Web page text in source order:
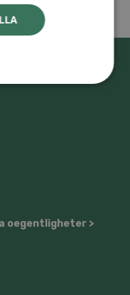
oegentligheter >